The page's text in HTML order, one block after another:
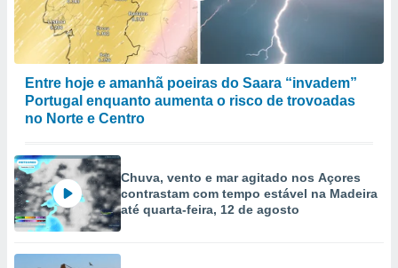
Entre hoje e amanhã poeiras do Saara “invadem”
Portugal enquanto aumenta o risco de trovoadas
no Norte e Centro
Chuva, vento e mar agitado nos Açores
contrastam com tempo estável na Madeira
até quarta-feira, 12 de agosto